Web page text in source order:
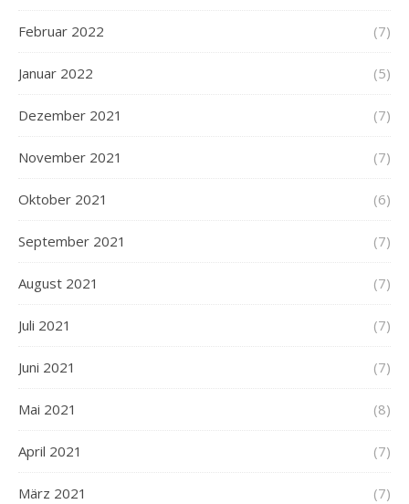
Februar 2022 (7)
Januar 2022 (5)
Dezember 2021 (7)
November 2021 (7)
Oktober 2021 (6)
September 2021 (7)
August 2021 (7)
Juli 2021 (7)
Juni 2021 (7)
Mai 2021 (8)
April 2021 (7)
März 2021 (7)